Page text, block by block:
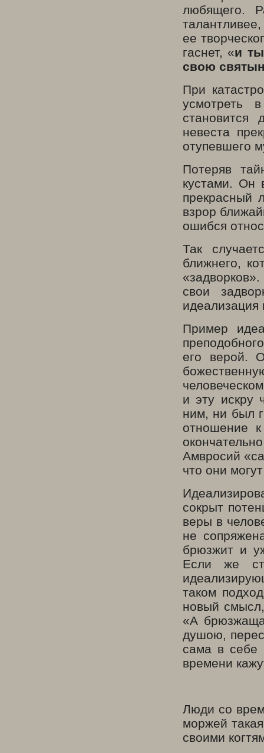
любящего.
ее
гаснет, «и
свою
При
усмотреть
становится
невеста
отупевшего
Потеряв
кустами. Он
прекрасный
взрор
ошибся
Так
ближнего,
свои
идеализация
Пример
его верой.
и эту искру
ним, ни был
отношение
Амвросий
что они
сокрыт
веры в
не
брюзжит и
Если же
таком
новый
«А
душою,
сама в себе
времени
Люди со
моржей
своими